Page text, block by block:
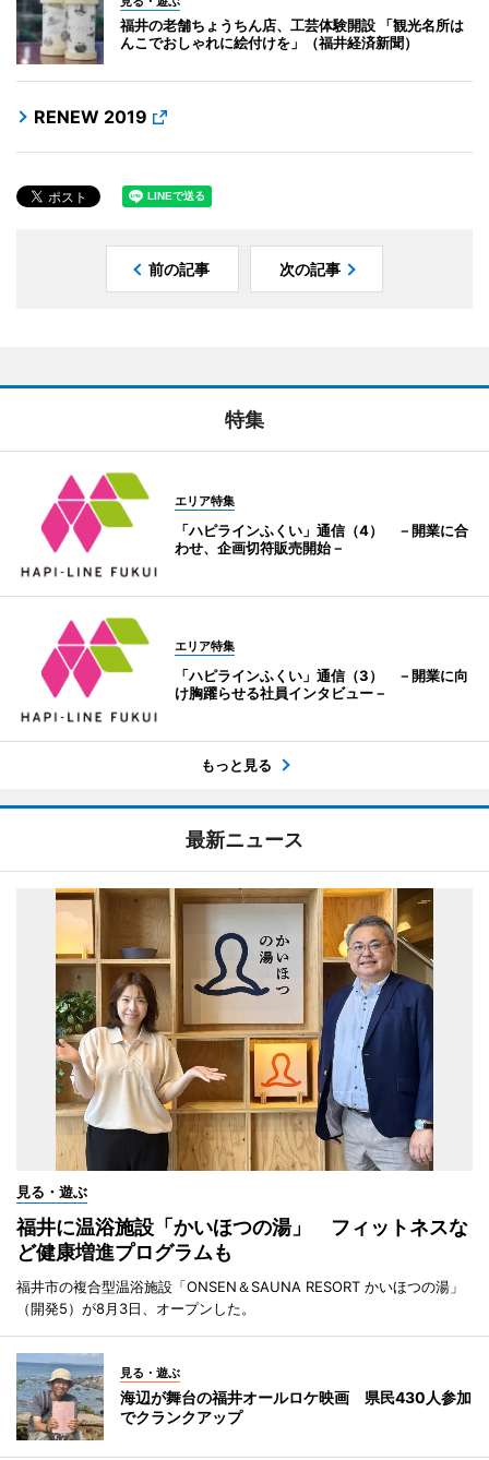
福井の老舗ちょうちん店、工芸体験開設 「観光名所は
んこでおしゃれに絵付けを」（福井経済新聞）
RENEW 2019
前の記事 次の記事
特集
エリア特集
「ハピラインふくい」通信（4） －開業に合
わせ、企画切符販売開始－
エリア特集
「ハピラインふくい」通信（3） －開業に向
け胸躍らせる社員インタビュー－
もっと見る
最新ニュース
見る・遊ぶ
福井に温浴施設「かいほつの湯」 フィットネスな
ど健康増進プログラムも
福井市の複合型温浴施設「ONSEN＆SAUNA RESORT かいほつの湯」
（開発5）が8月3日、オープンした。
見る・遊ぶ
海辺が舞台の福井オールロケ映画 県民430人参加
でクランクアップ